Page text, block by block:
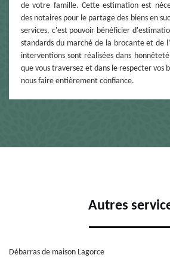
de votre famille. Cette estimation est
des notaires pour le partage des biens en
services, c'est pouvoir bénéficier
standards du marché de la brocante et de
interventions sont réalisées dans
que vous traversez et dans le respecter vos
nous faire entièrement confiance.
Autres
Débarras de maison Lagorce